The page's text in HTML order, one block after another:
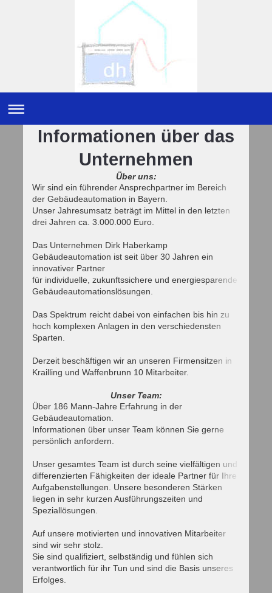
Informationen über das
Unternehmen
Über uns:
Wir sind ein führender Ansprechpartner im Bereich
der Gebäudeautomation in Bayern.
Unser Jahresumsatz beträgt im Mittel in den letzten
drei Jahren ca. 3.000.000 Euro.
Das Unternehmen Dirk Haberkamp
Gebäudeautomation ist seit über 30 Jahren ein
innovativer Partner
für individuelle, zukunftssichere und energiesparende
Gebäudeautomationslösungen.
Das Spektrum reicht dabei von einfachen bis hin zu
hoch komplexen Anlagen in den verschiedensten
Sparten.
Derzeit beschäftigen wir an unseren Firmensitzen in
Krailling und Waffenbrunn 10 Mitarbeiter.
Unser Team:
Über 186 Mann-Jahre Erfahrung in der
Gebäudeautomation.
Informationen über unser Team können Sie gerne
persönlich anfordern.
Unser gesamtes Team ist durch seine vielfältigen und
differenzierten Fähigkeiten der ideale Partner für Ihre
Aufgabenstellungen. Unsere besonderen Stärken
liegen in sehr kurzen Ausführungszeiten und
Speziallösungen.
Auf unsere motivierten und innovativen Mitarbeiter
sind wir sehr stolz.
Sie sind qualifiziert, selbständig und fühlen sich
verantwortlich für ihr Tun und sind die Basis unseres
Erfolges.